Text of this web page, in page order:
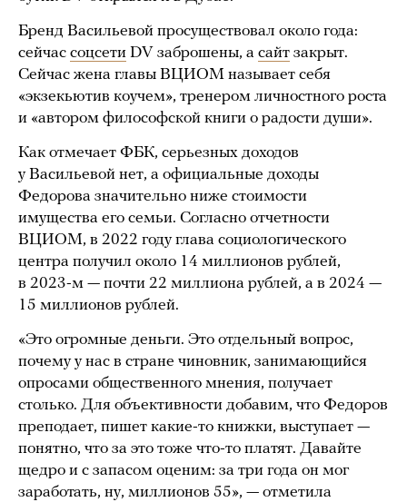
Бренд Васильевой просуществовал около года:
сейчас соцсети DV заброшены, а сайт закрыт.
Сейчас жена главы ВЦИОМ называет себя
«экзекьютив коучем», тренером личностного роста
и «автором философской книги о радости души».
Как отмечает ФБК, серьезных доходов
у Васильевой нет, а официальные доходы
Федорова значительно ниже стоимости
имущества его семьи. Согласно отчетности
ВЦИОМ, в 2022 году глава социологического
центра получил около 14 миллионов рублей,
в 2023-м — почти 22 миллиона рублей, а в 2024 —
15 миллионов рублей.
«Это огромные деньги. Это отдельный вопрос,
почему у нас в стране чиновник, занимающийся
опросами общественного мнения, получает
столько. Для объективности добавим, что Федоров
преподает, пишет какие-то книжки, выступает —
понятно, что за это тоже что-то платят. Давайте
щедро и с запасом оценим: за три года он мог
заработать, ну, миллионов 55», — отметила